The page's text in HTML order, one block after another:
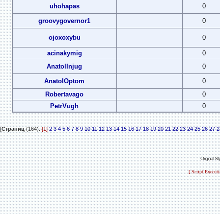
uhohapas
0
groovygovernor1
0
ojoxoxybu 0
acinakymig
0
AnatolInjug
0
AnatolOptom
0
Robertavago
0
PetrVugh
0
[Страниц(164):[1] 2 3 4 5 6 7 8 9 10 11 12 13 14 15 16 17 18 19 20 21 22 23 24 25 26 27
Original
[ Script